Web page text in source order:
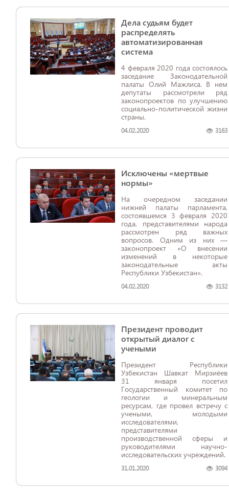
Дела судьям будет
распределять
автоматизированная
система
4 февраля 2020 года состоялось
заседание Законодательной
палаты Олий Мажлиса. В нем
депутаты рассмотрели ряд
законопроектов по улучшению
социально-политической жизни
страны.
04.02.2020 3163
Исключены «мертвые
нормы»
На очередном заседании
нижней палаты парламента,
состоявшемся 3 февраля 2020
года, представителями народа
рассмотрен ряд важных
вопросов. Одним из них —
законопроект «О внесении
изменений в некоторые
законодательные акты
Республики Узбекистан».
04.02.2020 3132
Президент проводит
открытый диалог с
учеными
Президент Республики
Узбекистан Шавкат Мирзиёев
31 января посетил
Государственный комитет по
геологии и минеральным
ресурсам, где провел встречу с
учеными, молодыми
исследователями,
представителями
производственной сферы и
руководителями научно-
исследовательских учреждений.
31.01.2020 3094